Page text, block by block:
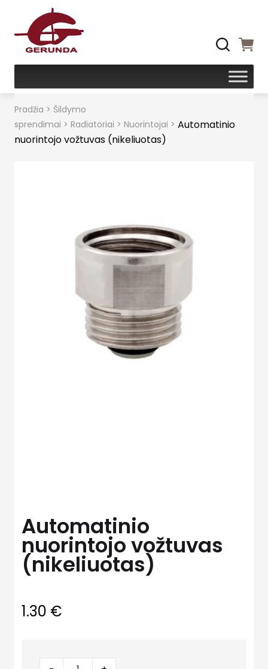
Pradžia > Šildymo
sprendimai > Radiatoriai > Nuorintojai > Automatinio
nuorintojo vožtuvas (nikeliuotas)
Automatinio
nuorintojo vožtuvas
(nikeliuotas)
1.30 €
Automatinio